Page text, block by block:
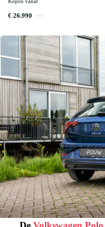
Private lease de Polo extra scherp.
apps Alles voor jouw zorgeloze zomer.
Kopen vanaf
€ 26.990